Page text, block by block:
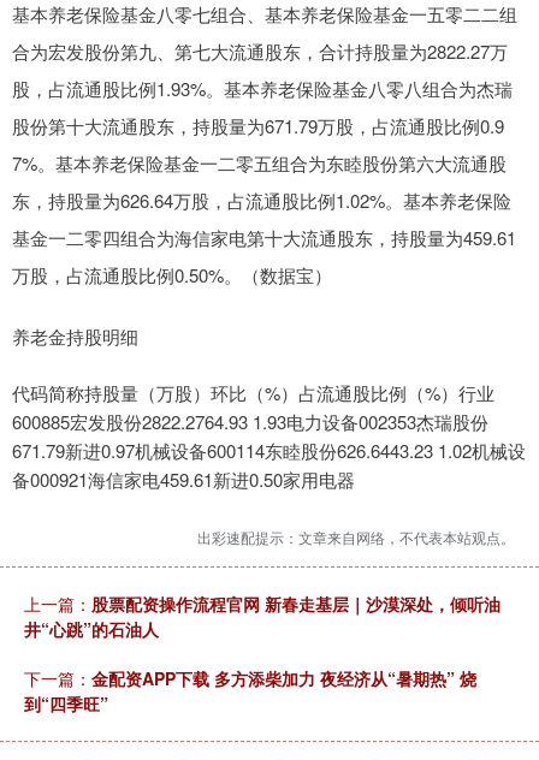
基本养老保险基金八零七组合、基本养老保险基金一五零二二组
合为宏发股份第九、第七大流通股东，合计持股量为2822.27万
股，占流通股比例1.93%。基本养老保险基金八零八组合为杰瑞
股份第十大流通股东，持股量为671.79万股，占流通股比例0.9
7%。基本养老保险基金一二零五组合为东睦股份第六大流通股
东，持股量为626.64万股，占流通股比例1.02%。基本养老保险
基金一二零四组合为海信家电第十大流通股东，持股量为459.61
万股，占流通股比例0.50%。（数据宝）
养老金持股明细
代码简称持股量（万股）环比（%）占流通股比例（%）行业
600885宏发股份2822.2764.93 1.93电力设备002353杰瑞股份
671.79新进0.97机械设备600114东睦股份626.6443.23 1.02机械设
备000921海信家电459.61新进0.50家用电器
出彩速配提示：文章来自网络，不代表本站观点。
上一篇： 股票配资操作流程官网 新春走基层｜沙漠深处，倾听油
井“心跳”的石油人
下一篇： 金配资APP下载 多方添柴加力 夜经济从“暑期热” 烧
到“四季旺”